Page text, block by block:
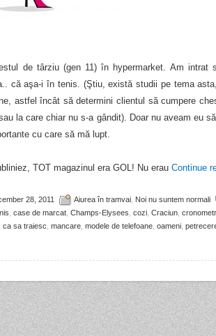
de târziu (gen 11) în hypermarket. Am
că aşa-i în tenis. (Ştiu, există studii pe tema
astfel încât să determini clientul să cumpere
la care chiar nu s-a gândit). Doar nu aveam eu
cu care să mă lupt.
TOT magazinul era GOL! Nu erau Continue
28, 2011 Aiurea în tramvai Noi nu suntem normali
case de marcat Champs-Elysees cozi Craciun
ca sa traiesc mancare modele de telefoane oameni